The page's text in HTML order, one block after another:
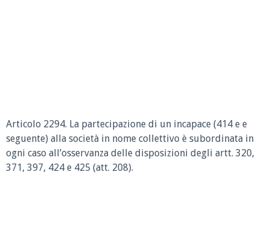
Articolo 2294. La partecipazione di un incapace (414 e e
seguente) alla società in nome collettivo è subordinata in
ogni caso all’osservanza delle disposizioni degli artt. 320,
371, 397, 424 e 425 (att. 208).